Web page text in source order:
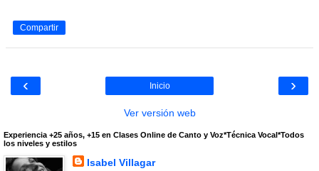
Compartir
‹ ›
Inicio
Ver versión web
Experiencia +25 años, +15 en Clases Online de Canto y Voz*Técnica Vocal*Todos
los niveles y estilos
Isabel Villagar